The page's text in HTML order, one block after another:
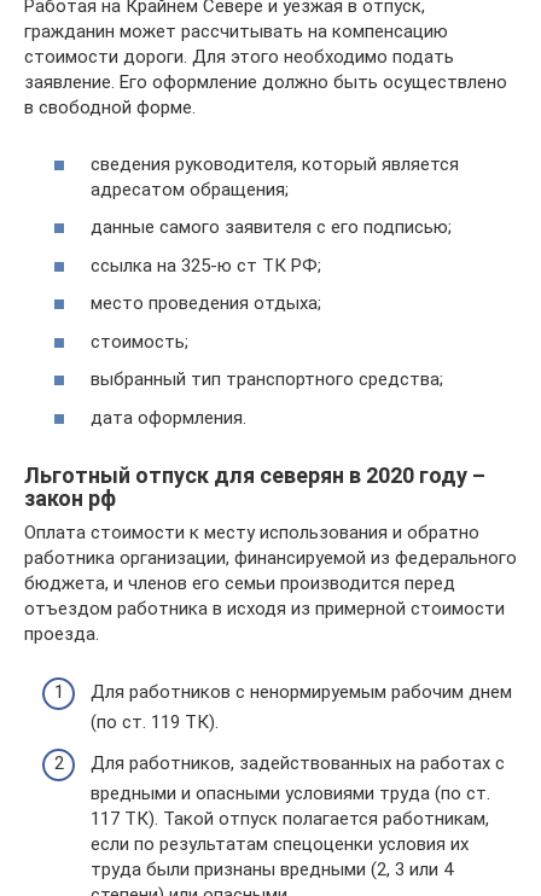
Работая на Крайнем Севере и уезжая в отпуск,
гражданин может рассчитывать на компенсацию
стоимости дороги. Для этого необходимо подать
заявление. Его оформление должно быть осуществлено
в свободной форме.
сведения руководителя, который является
адресатом обращения;
данные самого заявителя с его подписью;
ссылка на 325-ю ст ТК РФ;
место проведения отдыха;
стоимость;
выбранный тип транспортного средства;
дата оформления.
Льготный отпуск для северян в 2020 году –
закон рф
Оплата стоимости к месту использования и обратно
работника организации, финансируемой из федерального
бюджета, и членов его семьи производится перед
отъездом работника в исходя из примерной стоимости
проезда.
Для работников с ненормируемым рабочим днем
(по ст. 119 ТК).
Для работников, задействованных на работах с
вредными и опасными условиями труда (по ст.
117 ТК). Такой отпуск полагается работникам,
если по результатам спецоценки условия их
труда были признаны вредными (2, 3 или 4